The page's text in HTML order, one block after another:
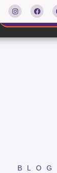
Agendar
BLOG